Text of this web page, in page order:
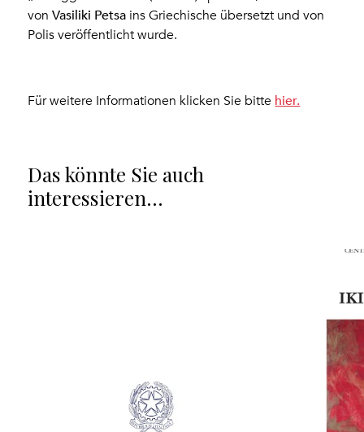
vonVasiliki Petsa ins Griechische übersetzt und von
Polis veröffentlicht wurde.
Für weitere Informationen klicken Sie bitte hier.
Das könnte Sie auch
interessieren…